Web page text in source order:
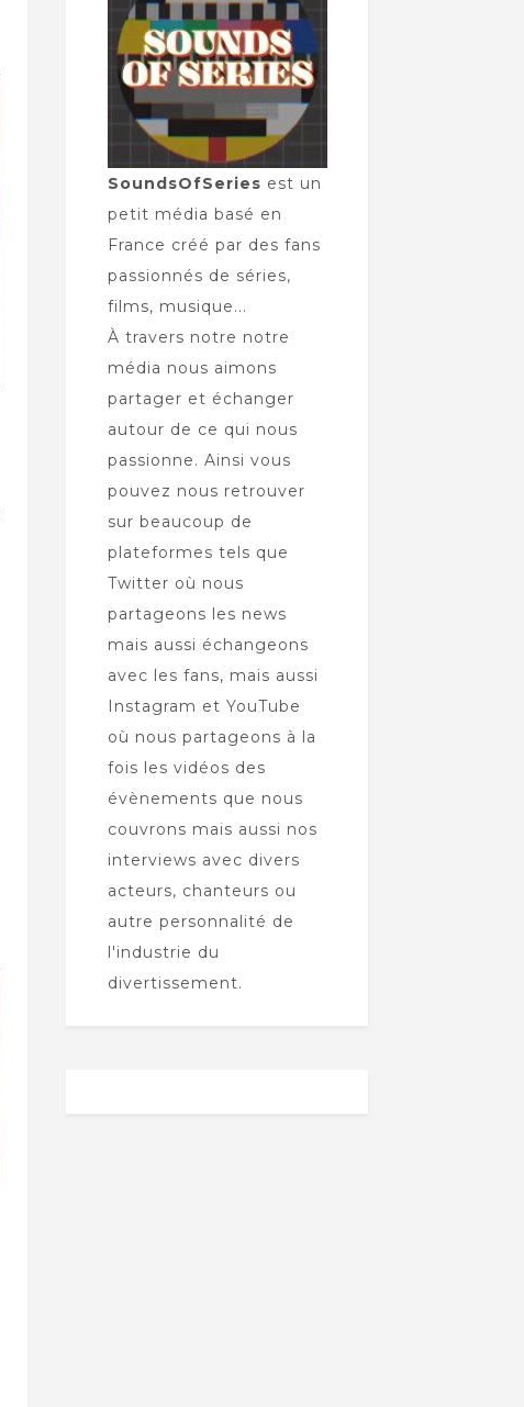
SoundsOfSeries est un
petit média basé en
France créé par des fans
passionnés de séries,
films, musique...
À travers notre notre
média nous aimons
partager et échanger
autour de ce qui nous
passionne. Ainsi vous
pouvez nous retrouver
sur beaucoup de
plateformes tels que
Twitter où nous
partageons les news
mais aussi échangeons
avec les fans, mais aussi
Instagram et YouTube
où nous partageons à la
fois les vidéos des
évènements que nous
couvrons mais aussi nos
interviews avec divers
acteurs, chanteurs ou
autre personnalité de
l'industrie du
divertissement.